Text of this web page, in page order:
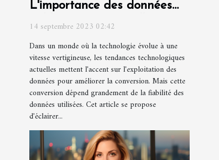
L'importance des données
fiables pour une meilleure
14 septembre 2023 02:42
Dans un monde où la technologie évolue à une
vitesse vertigineuse, les tendances technologiques
actuelles mettent l'accent sur l'exploitation des
données pour améliorer la conversion. Mais cette
conversion dépend grandement de la fiabilité des
données utilisées. Cet article se propose
d'éclairer...